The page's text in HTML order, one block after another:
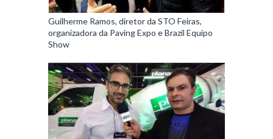
Guilherme Ramos, diretor da STO Feiras,
organizadora da Paving Expo e Brazil Equipo
Show